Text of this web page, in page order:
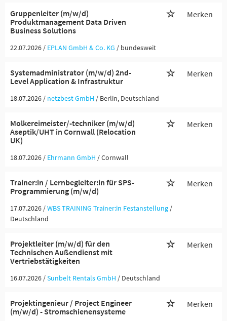
Gruppenleiter (m/w/d)
Produktmanagement Data Driven
Business Solutions
Merken
22.07.2026 / EPLAN GmbH & Co. KG / bundesweit
Systemadministrator (m/w/d) 2nd-
Level Application & Infrastruktur
Merken
18.07.2026 / netzbest GmbH / Berlin, Deutschland
Molkereimeister/-techniker (m/w/d)
Aseptik/UHT in Cornwall (Relocation
UK)
Merken
18.07.2026 / Ehrmann GmbH / Cornwall
Trainer:in / Lernbegleiter:in für SPS-
Programmierung (m/w/d)
Merken
17.07.2026 /WBS TRAINING Trainer:in Festanstellung /
Deutschland
Projektleiter (m/w/d) für den
Technischen Außendienst mit
Vertriebstätigkeiten
Merken
16.07.2026 /Sunbelt Rentals GmbH / Deutschland
Projektingenieur / Project Engineer
(m/w/d) - Stromschienensysteme
Merken